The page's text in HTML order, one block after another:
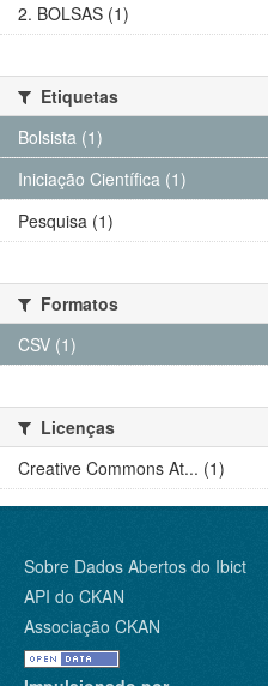
2. BOLSAS (1)
Etiquetas
Bolsista (1)
Iniciação Científica (1)
Pesquisa (1)
Formatos
CSV (1)
Licenças
Creative Commons At... (1)
Sobre Dados Abertos do Ibict
API do CKAN
Associação CKAN